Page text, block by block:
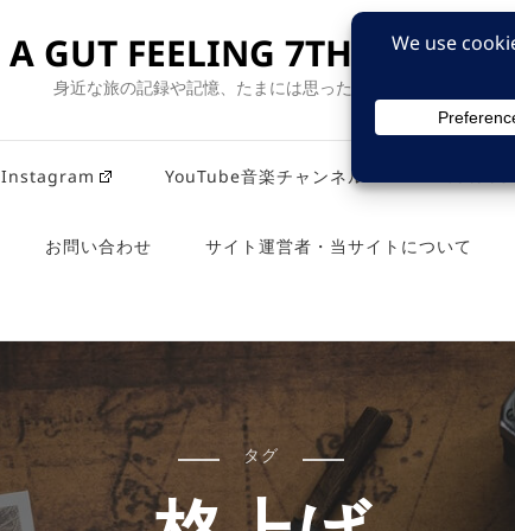
A GUT FEELING 7TH EDITION
身近な旅の記録や記憶、たまには思ったことも残そう。
Instagram YouTube音楽チャンネル
お問い合わせ サイト運営者・当サイトについて
タグ